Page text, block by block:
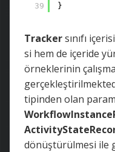
39
}
Trackersınıfı
si hem de içeride
örneklerinin
tipinden olan
dönüştürülmesi ile